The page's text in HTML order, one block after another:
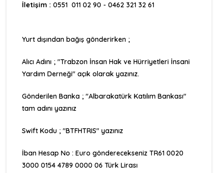
İletişim : 0551 011 02 90 - 0462 321 32 61
Yurt dışından bağış gönderirken ;
Alıcı Adını ; "Trabzon İnsan Hak ve Hürriyetleri İnsani
Yardım Derneği" açık olarak yazınız.
Gönderilen Banka ; "Albarakatürk Katılım Bankası"
tam adını yazınız
Swift Kodu ; "BTFHTRIS" yazınız
İban Hesap No : Euro gönderecekseniz TR61 0020
3000 0154 4789 0000 06 Türk Lirası